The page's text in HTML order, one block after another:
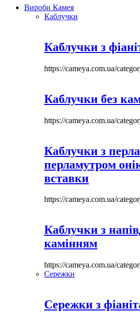
Вироби Камея
Каблучки
Каблучки з
https://cameya.com.ua/
Каблучки без
https://cameya.com.ua/
Каблучки з
перламутром
вставки
https://cameya.com.ua/
Каблучки з
камінням
https://cameya.com.ua/
Сережки
Сережки з